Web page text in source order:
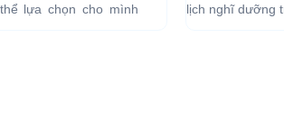
lựa chọn cho mình
lịch nghĩ dưỡng